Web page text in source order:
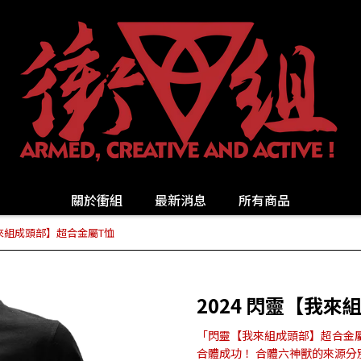
關於衝組 最新消息 所有商品
成頭部】超合金屬T恤
2024 閃靈【我來
「閃靈【我來組成頭部】超合
合體成功！ 合體六神獸的來源